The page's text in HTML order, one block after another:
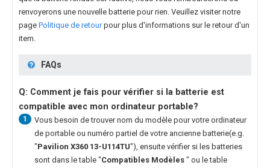
renvoyerons une nouvelle batterie pour rien. Veuillez visiter notre
page Politique de retourpour plus d'informations sur le retour d'un
item.
FAQs
Q: Comment je fais pour vérifier si la batterie est
compatible avec mon ordinateur portable?
1
Vous besoin de trouver nom du modèle pour votre ordinateur
de portable ou numéro partiel de votre ancienne batterie(e.g.
"Pavilion X360 13-U114TU"), ensuite vérifier si les batteries
sont dans le table "Compatibles Modèles " ou le table